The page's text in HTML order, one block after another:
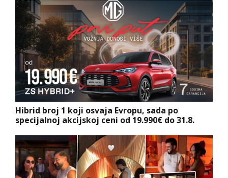
Hibrid broj 1 koji osvaja Evropu, sada po
specijalnoj akcijskoj ceni od 19.990€ do 31.8.